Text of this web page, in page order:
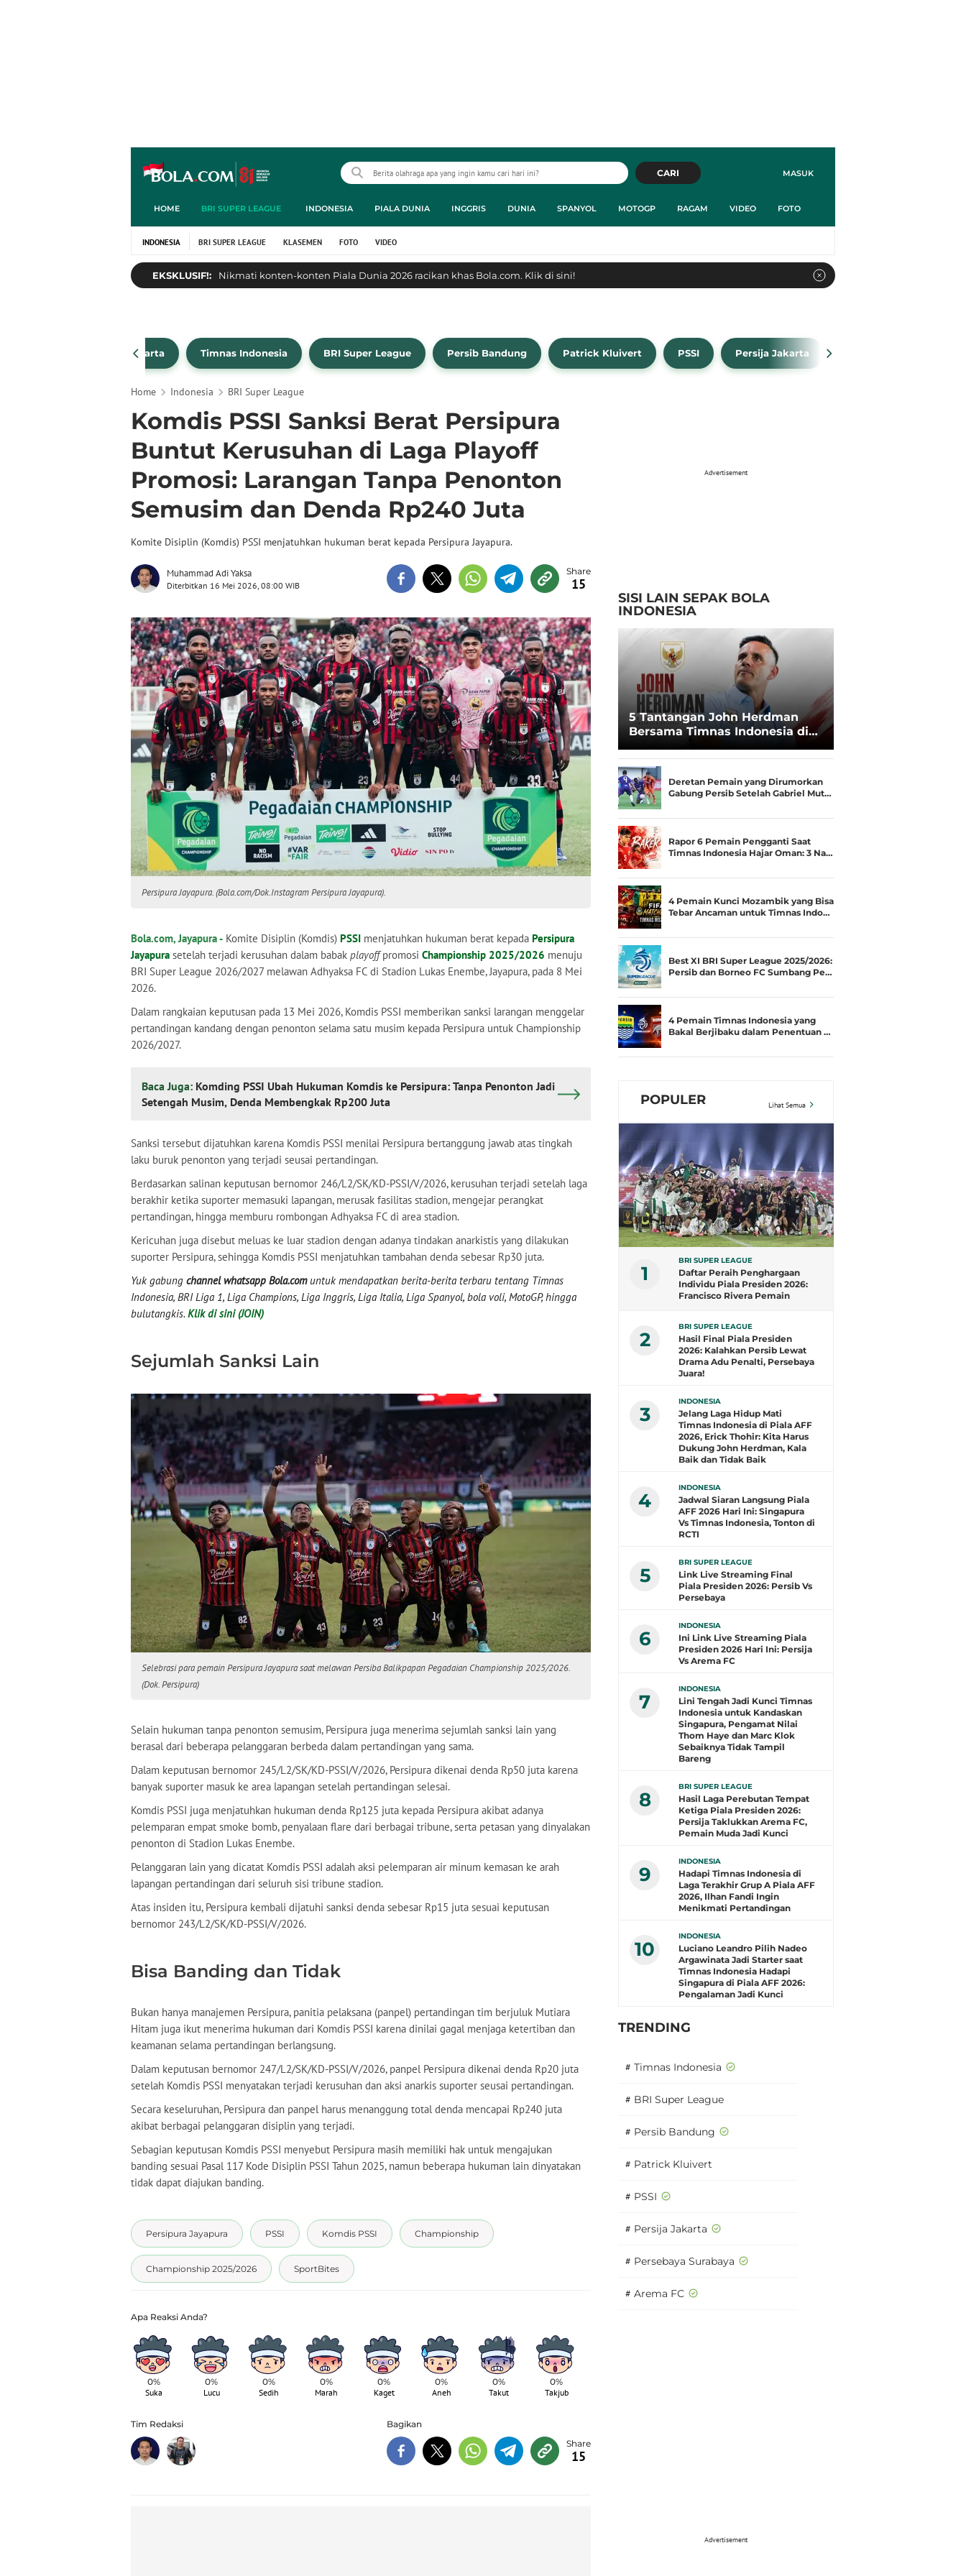
MASUK
CARI
HOME BRI SUPER LEAGUE INDONESIA PIALA DUNIA INGGRIS DUNIA SPANYOL MOTOGP RAGAM VIDEO FOTO
INDONESIA BRI SUPER LEAGUE KLASEMEN FOTO VIDEO
EKSKLUSIF!: Nikmati konten-konten Piala Dunia 2026 racikan khas Bola.com. Klik di sini!
Persija Jakarta Timnas Indonesia BRI Super League Persib Bandung Patrick Kluivert PSSI Persija Jakarta
Home Indonesia BRI Super League
Komdis PSSI Sanksi Berat Persipura
Buntut Kerusuhan di Laga Playoff
Promosi: Larangan Tanpa Penonton
Semusim dan Denda Rp240 Juta
Komite Disiplin (Komdis) PSSI menjatuhkan hukuman berat kepada Persipura Jayapura.
Muhammad Adi Yaksa
Diterbitkan 16 Mei 2026, 08:00 WIB 15
Persipura Jayapura. (Bola.com/Dok.Instagram Persipura Jayapura).
Bola.com, Jayapura - Komite Disiplin (Komdis) PSSI menjatuhkan hukuman berat kepada Persipura
Jayapura setelah terjadi kerusuhan dalam babak playoffpromosi Championship 2025/2026 menuju
BRI Super League 2026/2027 melawan Adhyaksa FC di Stadion Lukas Enembe, Jayapura, pada 8 Mei
2026.
Dalam rangkaian keputusan pada 13 Mei 2026, Komdis PSSI memberikan sanksi larangan menggelar
pertandingan kandang dengan penonton selama satu musim kepada Persipura untuk Championship
2026/2027.
Baca Juga: Komding PSSI Ubah Hukuman Komdis ke Persipura: Tanpa Penonton Jadi
Setengah Musim, Denda Membengkak Rp200 Juta
Sanksi tersebut dijatuhkan karena Komdis PSSI menilai Persipura bertanggung jawab atas tingkah
laku buruk penonton yang terjadi seusai pertandingan.
Berdasarkan salinan keputusan bernomor 246/L2/SK/KD-PSSI/V/2026, kerusuhan terjadi setelah laga
berakhir ketika suporter memasuki lapangan, merusak fasilitas stadion, mengejar perangkat
pertandingan, hingga memburu rombongan Adhyaksa FC di area stadion.
Kericuhan juga disebut meluas ke luar stadion dengan adanya tindakan anarkistis yang dilakukan
suporter Persipura, sehingga Komdis PSSI menjatuhkan tambahan denda sebesar Rp30 juta.
Yuk gabung channel whatsapp Bola.comuntuk mendapatkan berita-berita terbaru tentang Timnas
Indonesia, BRI Liga 1, Liga Champions, Liga Inggris, Liga Italia, Liga Spanyol, bola voli, MotoGP, hingga
bulutangkis. Klik di sini (JOIN)
Sejumlah Sanksi Lain
Selebrasi para pemain Persipura Jayapura saat melawan Persiba Balikpapan Pegadaian Championship 2025/2026.
(Dok. Persipura)
Selain hukuman tanpa penonton semusim, Persipura juga menerima sejumlah sanksi lain yang
berasal dari beberapa pelanggaran berbeda dalam pertandingan yang sama.
Dalam keputusan bernomor 245/L2/SK/KD-PSSI/V/2026, Persipura dikenai denda Rp50 juta karena
banyak suporter masuk ke area lapangan setelah pertandingan selesai.
Komdis PSSI juga menjatuhkan hukuman denda Rp125 juta kepada Persipura akibat adanya
pelemparan empat smoke bomb, penyalaan flare dari berbagai tribune, serta petasan yang dinyalakan
penonton di Stadion Lukas Enembe.
Pelanggaran lain yang dicatat Komdis PSSI adalah aksi pelemparan air minum kemasan ke arah
lapangan pertandingan dari seluruh sisi tribune stadion.
Atas insiden itu, Persipura kembali dijatuhi sanksi denda sebesar Rp15 juta sesuai keputusan
bernomor 243/L2/SK/KD-PSSI/V/2026.
Bisa Banding dan Tidak
Bukan hanya manajemen Persipura, panitia pelaksana (panpel) pertandingan tim berjuluk Mutiara
Hitam juga ikut menerima hukuman dari Komdis PSSI karena dinilai gagal menjaga ketertiban dan
keamanan selama pertandingan berlangsung.
Dalam keputusan bernomor 247/L2/SK/KD-PSSI/V/2026, panpel Persipura dikenai denda Rp20 juta
setelah Komdis PSSI menyatakan terjadi kerusuhan dan aksi anarkis suporter seusai pertandingan.
Secara keseluruhan, Persipura dan panpel harus menanggung total denda mencapai Rp240 juta
akibat berbagai pelanggaran disiplin yang terjadi.
Sebagian keputusan Komdis PSSI menyebut Persipura masih memiliki hak untuk mengajukan
banding sesuai Pasal 117 Kode Disiplin PSSI Tahun 2025, namun beberapa hukuman lain dinyatakan
tidak dapat diajukan banding.
Persipura Jayapura PSSI Komdis PSSI Championship
Championship 2025/2026 SportBites
0%
Suka
0%
Lucu
0%
Sedih
0%
Marah
0%
Kaget
0%
Aneh
0%
Takut
0%
Takjub
Tim Redaksi Bagikan
15
Advertisement
SISI LAIN SEPAK BOLA
INDONESIA
5 Tantangan John Herdman
Bersama Timnas Indonesia di
Spesialis Runner-up Menjadi
Juara
Deretan Pemain yang Dirumorkan
Gabung Persib Setelah Gabriel Mut…
Rapor 6 Pemain Pengganti Saat
Timnas Indonesia Hajar Oman: 3 Na…
4 Pemain Kunci Mozambik yang Bisa
Tebar Ancaman untuk Timnas Indo…
Best XI BRI Super League 2025/2026:
Persib dan Borneo FC Sumbang Pe…
4 Pemain Timnas Indonesia yang
Bakal Berjibaku dalam Penentuan …
POPULER Lihat Semua
1
BRI SUPER LEAGUE
Daftar Peraih Penghargaan
Individu Piala Presiden 2026:
Francisco Rivera Pemain
2
BRI SUPER LEAGUE
Hasil Final Piala Presiden
2026: Kalahkan Persib Lewat
Drama Adu Penalti, Persebaya
Juara!
3
INDONESIA
Jelang Laga Hidup Mati
Timnas Indonesia di Piala AFF
2026, Erick Thohir: Kita Harus
Dukung John Herdman, Kala
Baik dan Tidak Baik
4
INDONESIA
Jadwal Siaran Langsung Piala
AFF 2026 Hari Ini: Singapura
Vs Timnas Indonesia, Tonton di
RCTI
5
BRI SUPER LEAGUE
Link Live Streaming Final
Piala Presiden 2026: Persib Vs
Persebaya
6
INDONESIA
Ini Link Live Streaming Piala
Presiden 2026 Hari Ini: Persija
Vs Arema FC
7
INDONESIA
Lini Tengah Jadi Kunci Timnas
Indonesia untuk Kandaskan
Singapura, Pengamat Nilai
Thom Haye dan Marc Klok
Sebaiknya Tidak Tampil
Bareng
8
BRI SUPER LEAGUE
Hasil Laga Perebutan Tempat
Ketiga Piala Presiden 2026:
Persija Taklukkan Arema FC,
Pemain Muda Jadi Kunci
9
INDONESIA
Hadapi Timnas Indonesia di
Laga Terakhir Grup A Piala AFF
2026, Ilhan Fandi Ingin
Menikmati Pertandingan
10
INDONESIA
Luciano Leandro Pilih Nadeo
Argawinata Jadi Starter saat
Timnas Indonesia Hadapi
Singapura di Piala AFF 2026:
Pengalaman Jadi Kunci
TRENDING
# Timnas Indonesia
# BRI Super League
# Persib Bandung
# Patrick Kluivert
# PSSI
# Persija Jakarta
# Persebaya Surabaya
# Arema FC
Advertisement